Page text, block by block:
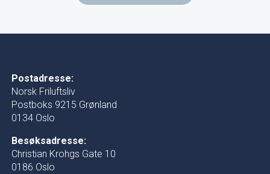
Postadresse:
Norsk Friluftsliv
Postboks 9215 Grønland
0134 Oslo
Besøksadresse:
Christian Krohgs Gate 10
0186 Oslo